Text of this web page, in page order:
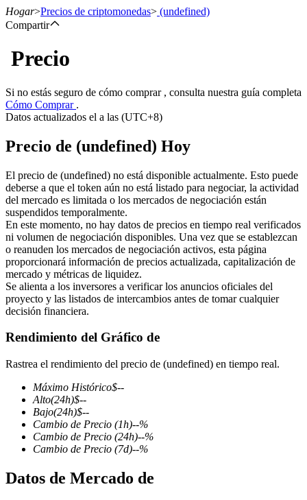
Futuros
Futuros del USDT
Futuros que utilizan USDT como garantía
Futuros COIN-M
Futuros de criptomonedas
TradFi
primas
Hogar>Precios de criptomonedas> (undefined)
Compartir
Precio
Si no estás seguro de cómo comprar , consulta nuestra guía completa
Cómo Comprar .
Datos actualizados el a las (UTC+8)
Precio de (undefined) Hoy
El precio de (undefined) no está disponible actualmente. Esto puede
deberse a que el token aún no está listado para negociar, la actividad
del mercado es limitada o los mercados de negociación están
suspendidos temporalmente.
En este momento, no hay datos de precios en tiempo real verificados
ni volumen de negociación disponibles. Una vez que se establezcan
o reanuden los mercados de negociación activos, esta página
proporcionará información de precios actualizada, capitalización de
mercado y métricas de liquidez.
Se alienta a los inversores a verificar los anuncios oficiales del
proyecto y las listados de intercambios antes de tomar cualquier
decisión financiera.
Rendimiento del Gráfico de
Rastrea el rendimiento del precio de (undefined) en tiempo real.
Máximo Histórico$--
Alto(24h)$--
Bajo(24h)$--
Cambio de Precio (1h)--%
Cambio de Precio (24h)--%
Cambio de Precio (7d)--%
Datos de Mercado de